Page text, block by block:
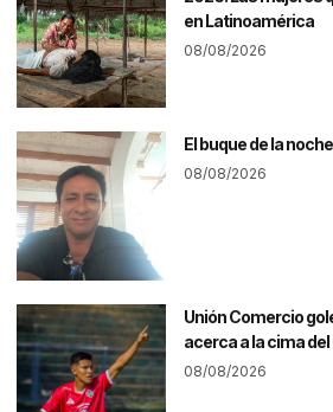
en Latinoamérica
08/08/2026
El buque de la
08/08/2026
Unión Comercio
acerca a la cima del
08/08/2026